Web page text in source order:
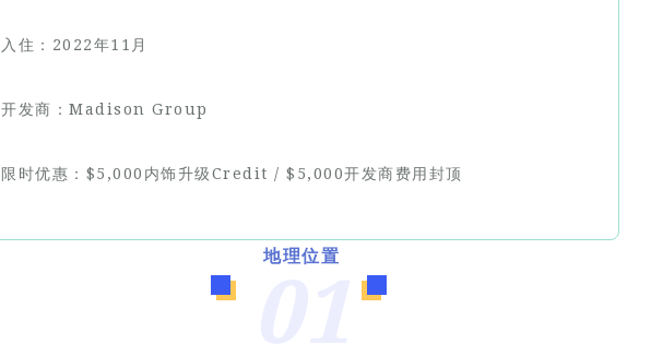
入住：2022年11月
开发商：Madison Group
限时优惠：$5,000内饰升级Credit / $ 5,000开发商费用封顶
地理位置